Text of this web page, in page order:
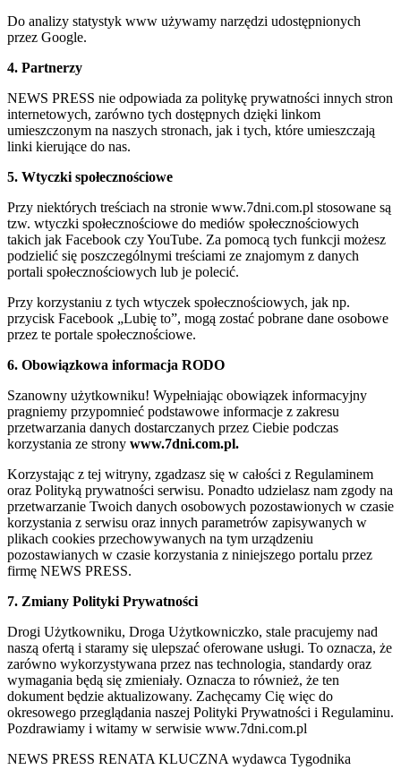
Do analizy statystyk www używamy narzędzi udostępnionych
przez Google.
4. Partnerzy
NEWS PRESS nie odpowiada za politykę prywatności innych stron
internetowych, zarówno tych dostępnych dzięki linkom
umieszczonym na naszych stronach, jak i tych, które umieszczają
linki kierujące do nas.
5. Wtyczki społecznościowe
Przy niektórych treściach na stronie www.7dni.com.pl stosowane są
tzw. wtyczki społecznościowe do mediów społecznościowych
takich jak Facebook czy YouTube. Za pomocą tych funkcji możesz
podzielić się poszczególnymi treściami ze znajomym z danych
portali społecznościowych lub je polecić.
Przy korzystaniu z tych wtyczek społecznościowych, jak np.
przycisk Facebook „Lubię to”, mogą zostać pobrane dane osobowe
przez te portale społecznościowe.
6. Obowiązkowa informacja RODO
Szanowny użytkowniku! Wypełniając obowiązek informacyjny
pragniemy przypomnieć podstawowe informacje z zakresu
przetwarzania danych dostarczanych przez Ciebie podczas
korzystania ze strony www.7dni.com.pl.
Korzystając z tej witryny, zgadzasz się w całości z Regulaminem
oraz Polityką prywatności serwisu. Ponadto udzielasz nam zgody na
przetwarzanie Twoich danych osobowych pozostawionych w czasie
korzystania z serwisu oraz innych parametrów zapisywanych w
plikach cookies przechowywanych na tym urządzeniu
pozostawianych w czasie korzystania z niniejszego portalu przez
firmę NEWS PRESS.
7. Zmiany Polityki Prywatności
Drogi Użytkowniku, Droga Użytkowniczko, stale pracujemy nad
naszą ofertą i staramy się ulepszać oferowane usługi. To oznacza, że
zarówno wykorzystywana przez nas technologia, standardy oraz
wymagania będą się zmieniały. Oznacza to również, że ten
dokument będzie aktualizowany. Zachęcamy Cię więc do
okresowego przeglądania naszej Polityki Prywatności i Regulaminu.
Pozdrawiamy i witamy w serwisie www.7dni.com.pl
NEWS PRESS RENATA KLUCZNA wydawca Tygodnika